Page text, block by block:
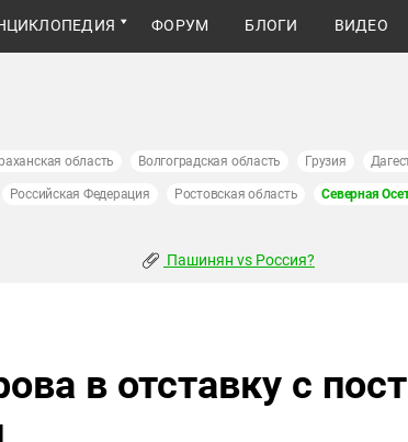
ФОРУМ БЛОГИ ВИДЕО
область Волгоградская область Грузия
Российская Федерация Ростовская область Северная
Пашинян vs Россия?
в отставку с